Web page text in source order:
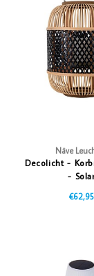
Näve
Decolicht -
-
€62,95